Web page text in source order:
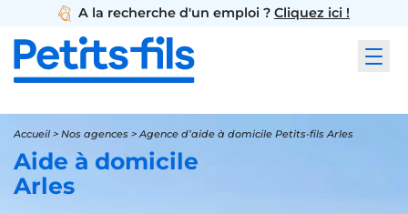
A la recherche d'un emploi ? Cliquez ici !
Accueil > Nos agences >Agence d’aide à domicile Petits-fils Arles
Aide à domicile
Arles